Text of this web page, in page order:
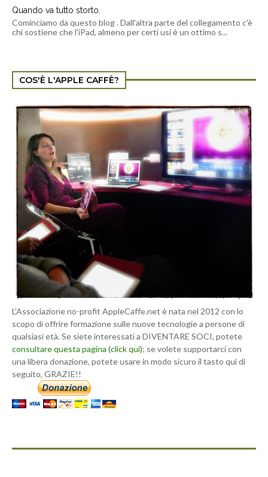
Quando va tutto storto.
Cominciamo da questo blog . Dall'altra parte del collegamento c'è
chi sostiene che l'iPad, almeno per certi usi è un ottimo s...
COS'È L'APPLE CAFFÈ?
L'Associazione no-profit AppleCaffe.net è nata nel 2012 con lo
scopo di offrire formazione sulle nuove tecnologie a persone di
qualsiasi età. Se siete interessati a DIVENTARE SOCI, potete
consultare questa pagina (click qui); se volete supportarci con
una libera donazione, potete usare in modo sicuro il tasto qui di
seguito, GRAZIE!!